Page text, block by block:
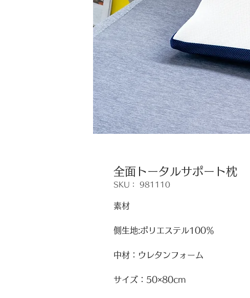
全面トータルサポート枕
SKU： 981110
素材
側生地:ポリエステル100％
中材：ウレタンフォーム
サイズ：50×80cm